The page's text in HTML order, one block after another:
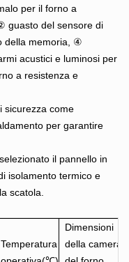
per il forno a
guasto del sensore di
della memoria, ④
acustici e luminosi per
a resistenza e
sicurezza come
per garantire
il pannello in
isolamento termico e
scatola.
Temperatura
Dimensioni
della camera